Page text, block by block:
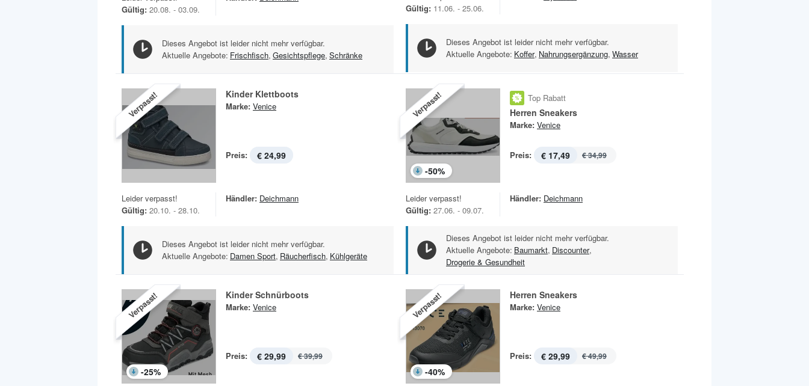
Gültig: 20.08. - 03.09.
Dieses Angebot ist leider nicht mehr verfügbar.
Aktuelle Angebote: Frischfisch, Gesichtspflege, Schränke
Gültig: 11.06. - 25.06.
Dieses Angebot ist leider nicht mehr verfügbar.
Aktuelle Angebote: Koffer, Nahrungsergänzung, Wasser
Verpasst! Kinder Klettboots
Marke: Venice
Preis: € 24,99
Leider verpasst!
Gültig: 20.10. - 28.10.
Händler: Deichmann
Dieses Angebot ist leider nicht mehr verfügbar.
Aktuelle Angebote: Damen Sport, Räucherfisch, Kühlgeräte
Verpasst!
-50%
Top Rabatt
Herren Sneakers
Marke: Venice
Preis: € 17,49 € 34,99
Leider verpasst!
Gültig: 27.06. - 09.07.
Händler: Deichmann
Dieses Angebot ist leider nicht mehr verfügbar.
Aktuelle Angebote: Baumarkt, Discounter,
Drogerie & Gesundheit
Verpasst!
-25%
Kinder Schnürboots
Marke: Venice
Preis: € 29,99 € 39,99
Verpasst!
-40%
Herren Sneakers
Marke: Venice
Preis: € 29,99 € 49,99